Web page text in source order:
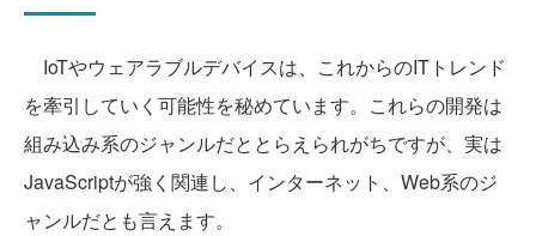
IoTやウェアラブルデバイスは、これからのITトレンド
を牽引していく可能性を秘めています。これらの開発は
組み込み系のジャンルだととらえられがちですが、実は
JavaScriptが強く関連し、インターネット、Web系のジ
ャンルだとも言えます。